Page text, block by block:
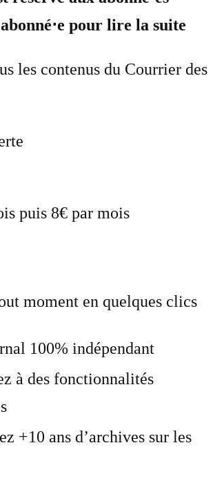
pour lire la suite
les contenus du Courrier des
puis 8€ par mois
moment en quelques clics
100% indépendant
à des fonctionnalités
+10 ans d’archives sur les